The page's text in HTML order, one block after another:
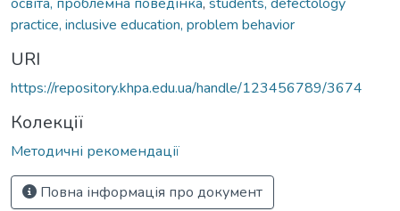
practice, inclusive education, problem behavior
URI
https://repository.khpa.edu.ua/handle/123456789/3674
Колекції
Методичні рекомендації
Повна інформація про документ